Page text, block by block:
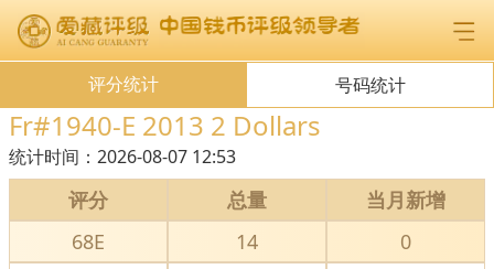
评分统计 号码统计
Fr#1940-E 2013 2 Dollars
统计时间： 2026-08-07 12:53
评分 总量
当月新增
68E
14
0